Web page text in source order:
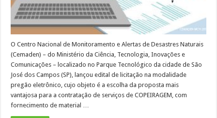
O Centro Nacional de Monitoramento e Alertas de Desastres Naturais
(Cemaden) – do Ministério da Ciência, Tecnologia, Inovações e
Comunicações – localizado no Parque Tecnológico da cidade de São
José dos Campos (SP), lançou edital de licitação na modalidade
pregão eletrônico, cujo objeto é a escolha da proposta mais
vantajosa para a contratação de serviços de COPEIRAGEM, com
fornecimento de material …